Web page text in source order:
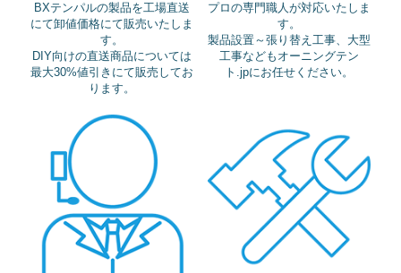
BXテンパルの製品を工場直送
にて卸値価格にて販売いたしま
す。
DIY向けの直送商品については
最大30%値引きにて販売してお
ります。
プロの専門職人が対応いたしま
す。
製品設置～張り替え工事、大型
工事などもオーニングテン
ト.jpにお任せください。